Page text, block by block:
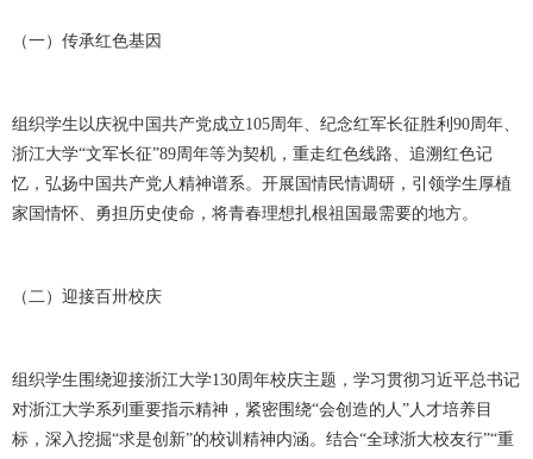
（一）传承红色基因
组织学生以庆祝中国共产党成立105周年、纪念红军长征胜利90周年、
浙江大学“文军长征”89周年等为契机，重走红色线路、追溯红色记
忆，弘扬中国共产党人精神谱系。开展国情民情调研，引领学生厚植
家国情怀、勇担历史使命，将青春理想扎根祖国最需要的地方。
（二）迎接百卅校庆
组织学生围绕迎接浙江大学130周年校庆主题，学习贯彻习近平总书记
对浙江大学系列重要指示精神，紧密围绕“会创造的人”人才培养目
标，深入挖掘“求是创新”的校训精神内涵。结合“全球浙大校友行”“重